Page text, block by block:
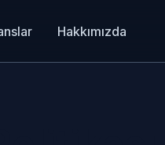
Hakkımızda